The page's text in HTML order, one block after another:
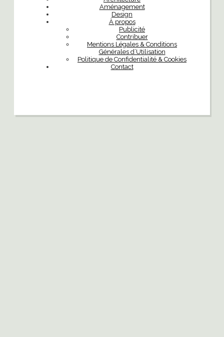
Aménagement
Design
À propos
Publicité
Contribuer
Mentions Légales & Conditions
Générales d’Utilisation
Politique de Confidentialité & Cookies
Contact